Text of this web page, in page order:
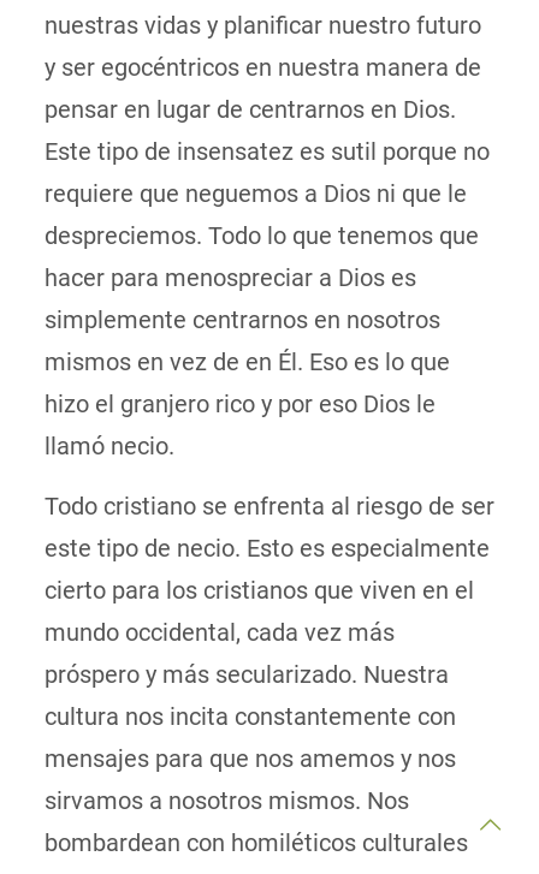
nuestras vidas y planificar nuestro futuro
y ser egocéntricos en nuestra manera de
pensar en lugar de centrarnos en Dios.
Este tipo de insensatez es sutil porque no
requiere que neguemos a Dios ni que le
despreciemos. Todo lo que tenemos que
hacer para menospreciar a Dios es
simplemente centrarnos en nosotros
mismos en vez de en Él. Eso es lo que
hizo el granjero rico y por eso Dios le
llamó necio.
Todo cristiano se enfrenta al riesgo de ser
este tipo de necio. Esto es especialmente
cierto para los cristianos que viven en el
mundo occidental, cada vez más
próspero y más secularizado. Nuestra
cultura nos incita constantemente con
mensajes para que nos amemos y nos
sirvamos a nosotros mismos. Nos
bombardean con homiléticos culturales